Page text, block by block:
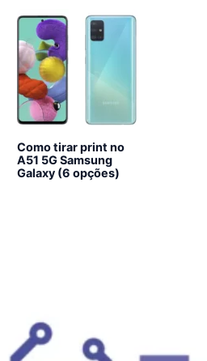
Como tirar print no
A51 5G Samsung
Galaxy (6 opções)
do ChatGPT nas
o que está em jogo?
2023